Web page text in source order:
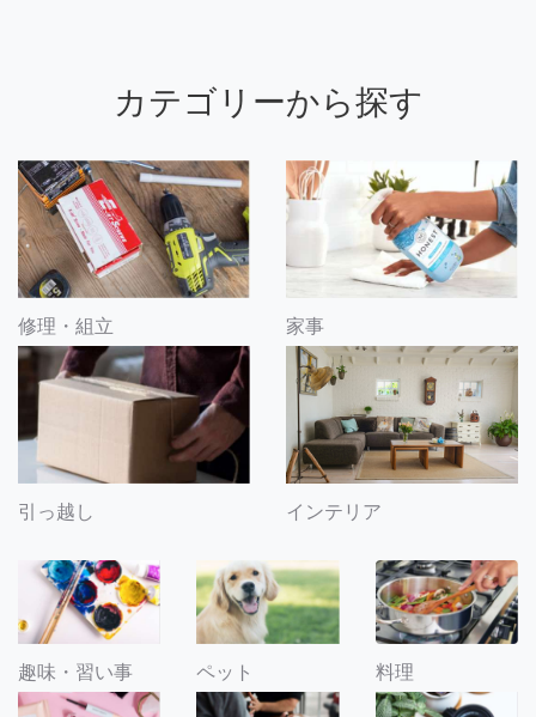
カテゴリーから探す
修理・組立 家事
引っ越し インテリア
趣味・習い事 ペット 料理